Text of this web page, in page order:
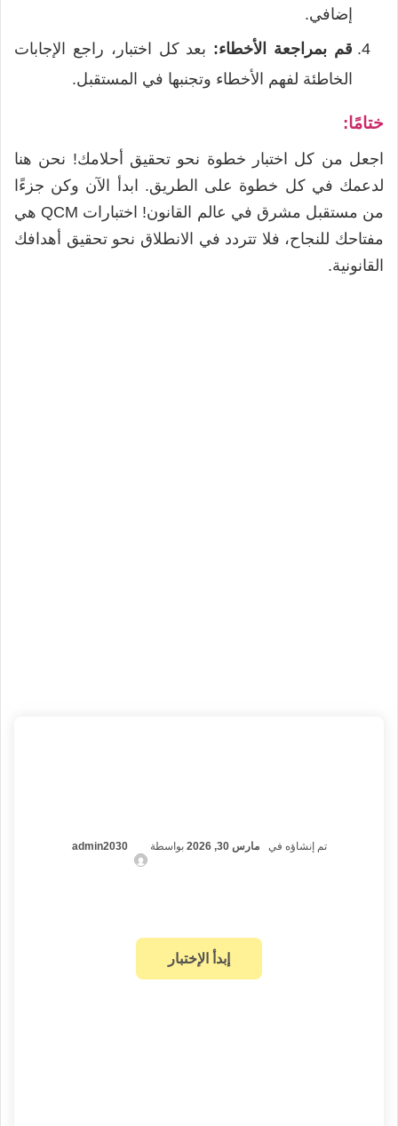
إضافي.
قم بمراجعة الأخطاء: بعد كل اختبار، راجع الإجابات
الخاطئة لفهم الأخطاء وتجنبها في المستقبل.
ختامًا:
اجعل من كل اختبار خطوة نحو تحقيق أحلامك! نحن هنا
لدعمك في كل خطوة على الطريق. ابدأ الآن وكن جزءًا
من مستقبل مشرق في عالم القانون! اختبارات QCM هي
مفتاحك للنجاح، فلا تتردد في الانطلاق نحو تحقيق أهدافك
القانونية.
تم إنشاؤه في مارس 30, 2026 بواسطة admin2030